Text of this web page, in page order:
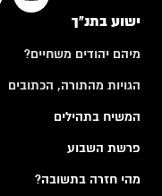
ישוע בתנ"ך
מיהם יהודים משחיים?
הגויות מהתורה, הכתובים
המשיח בתהילים
פרשת השבוע
מהי חזרה בתשובה?